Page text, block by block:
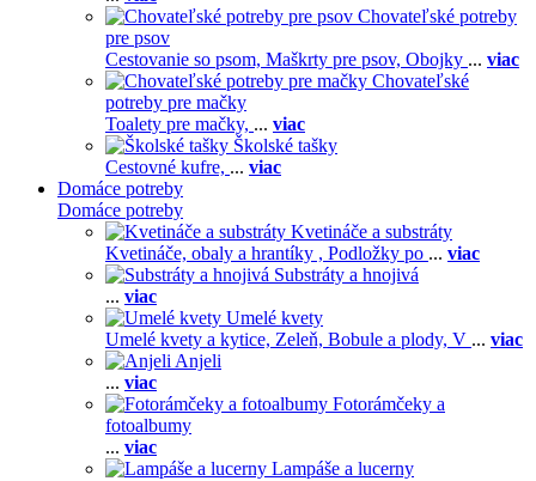
Chovateľské potreby
pre psov
Cestovanie so psom, Maškrty pre psov, Obojky ... viac
Chovateľské
potreby pre mačky
Toalety pre mačky, ... viac
Školské tašky
Cestovné kufre, ... viac
Domáce potreby
Domáce potreby
Kvetináče a substráty
Kvetináče, obaly a hrantíky , Podložky po ... viac
Substráty a hnojivá
... viac
Umelé kvety
Umelé kvety a kytice, Zeleň, Bobule a plody, V ... viac
Anjeli
... viac
Fotorámčeky a
fotoalbumy
... viac
Lampáše a lucerny